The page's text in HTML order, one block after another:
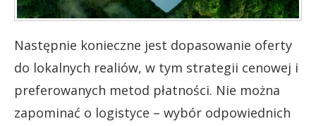
Następnie konieczne jest dopasowanie oferty
do lokalnych realiów, w tym strategii cenowej i
preferowanych metod płatności. Nie można
zapominać o logistyce – wybór odpowiednich